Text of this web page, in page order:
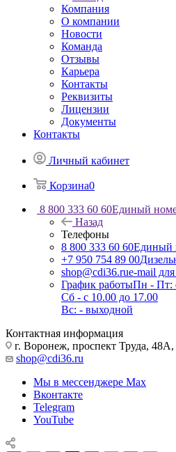
Компания
О компании
Новости
Команда
Отзывы
Карьера
Контакты
Реквизиты
Лицензии
Документы
Контакты
Личный кабинет
Корзина0
8 800 333 60 60Единый
Назад
Телефоны
8 800 333 60 60Единый
+7 950 754 89 00
shop@cdi36.rue-mail
График работыПн - Пт:
Сб - с 10.00 до 17.00
Вс: - выходной
Контактная информация
г. Воронеж, проспект Труда,
shop@cdi36.ru
Мы в мессенджере Max
Вконтакте
Telegram
YouTube